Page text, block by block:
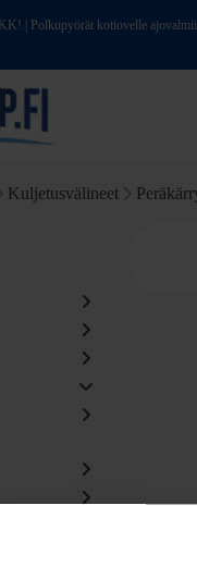
Polkupyörät kotiovelle
Kuljetusvälineet